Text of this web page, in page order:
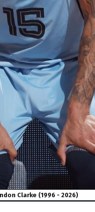
Clarke (1996 - 2026)